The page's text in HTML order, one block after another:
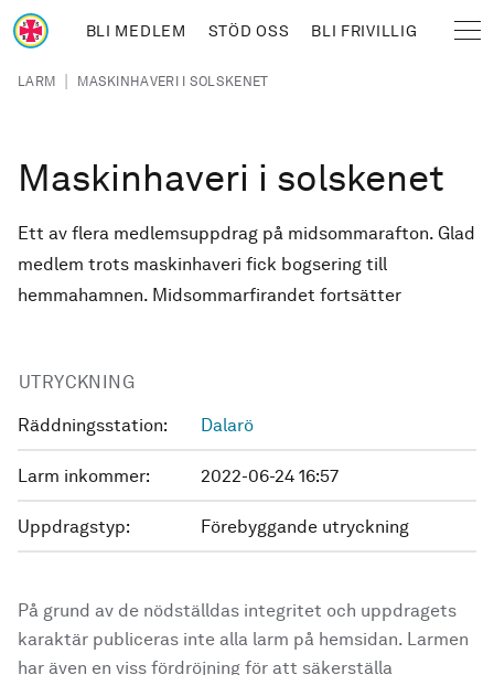
Hoppa till huvudinnehåll
BLI MEDLEM STÖD OSS BLI FRIVILLIG
Länkstig
LARM | MASKINHAVERI I SOLSKENET
Maskinhaveri i solskenet
Ett av flera medlemsuppdrag på midsommarafton. Glad
medlem trots maskinhaveri fick bogsering till
hemmahamnen. Midsommarfirandet fortsätter
UTRYCKNING
Räddningsstation: Dalarö
Larm inkommer: 2022-06-24 16:57
Uppdragstyp: Förebyggande utryckning
På grund av de nödställdas integritet och uppdragets
karaktär publiceras inte alla larm på hemsidan. Larmen
har även en viss fördröjning för att säkerställa